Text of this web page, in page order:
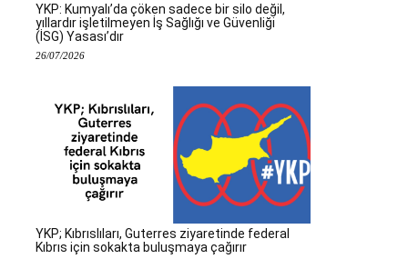
YKP: Kumyalı’da çöken sadece bir silo değil,
yıllardır işletilmeyen İş Sağlığı ve Güvenliği
(İSG) Yasası’dır
26/07/2026
YKP; Kıbrıslıları, Guterres ziyaretinde federal
Kıbrıs için sokakta buluşmaya çağırır